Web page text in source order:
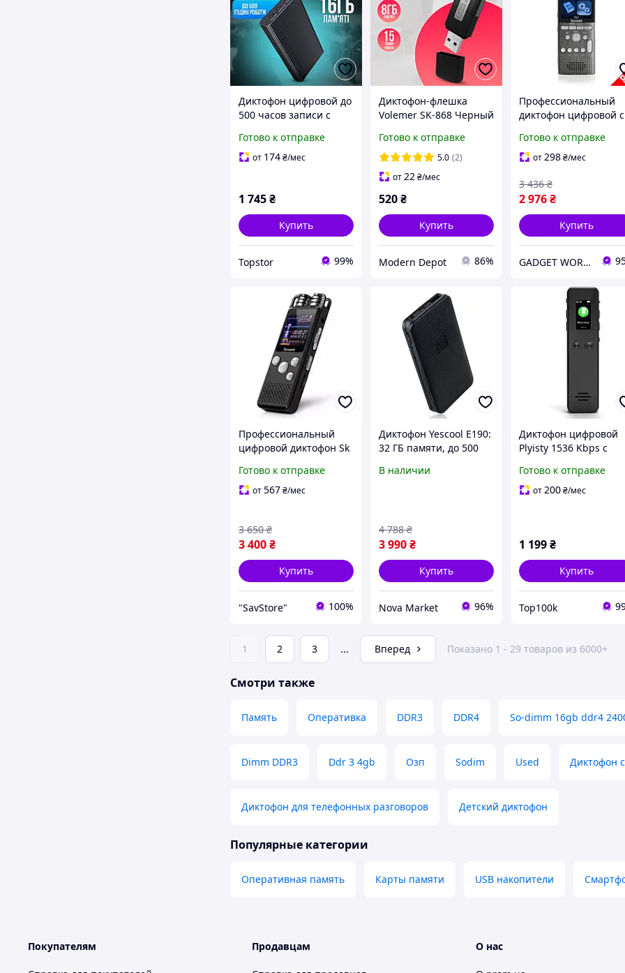
Диктофон цифровой до
500 часов записи с
магнитом SPY-L1 16 Гб
Готово к отправке
от 174₴/мес
1 745₴
Купить
Topstor 99%
Диктофон-флешка
Volemer SK-868 Черный
Готово к отправке
5.0 (2)
от22₴/мес
520₴
Купить
Modern Depot 86%
Профессиональный
диктофон цифровой с
Savetek GS-R06, 8 Гб
памяти, стерео, SD до
Готово к отправке
от298₴/мес
2 976₴
3 436 ₴
Купить
GADGET WORLD - магазин гаджетов
Профессиональный
цифровой диктофон Sk
памяти, стерео, SD до
64 Гб
Готово к отправке
от567₴/мес
3 400₴
3 650 ₴
Купить
"SavStore" 100%
Диктофон Yescool E190:
32 ГБ памяти, до 500
портативное зарядное
В наличии
3 990₴
4 788 ₴
Купить
Nova Market 96%
Диктофон цифровой
Plyisty 1536 Kbps с
памяти 128 ГБ
Готово к отправке
от200₴/мес
1 199₴
Купить
Top100k
1 2 3 ... Вперед Показано 1 - 29 товаров из 6000+
Смотри также
Память Оперативка DDR3 DDR4 So-dimm 16gb ddr4
Dimm DDR3 Ddr 3 4gb Озп Sodim Used Диктофон
Диктофон для телефонных разговоров Детский диктофон
Популярные категории
Оперативная память Карты памяти USB накопители
Покупателям Продавцам О нас